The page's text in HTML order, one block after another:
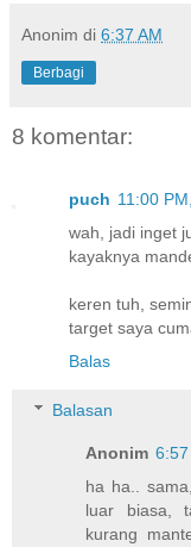
Anonim di 6:37 AM
Berbagi
8 komentar:
puch 11:00
wah, jadi inget
kayaknya
keren tuh,
target saya
Balas
Balasan
Anonim
ha ha..
luar biasa,
kurang